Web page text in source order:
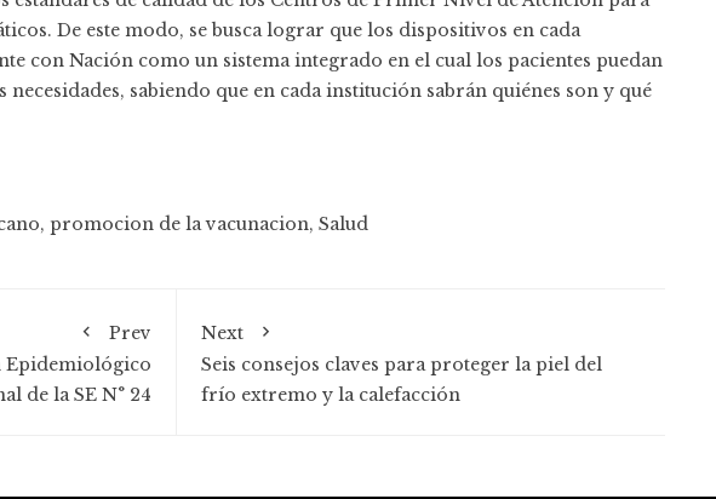
De este modo, se busca lograr que los dispositivos en cada
con Nación como un sistema integrado en el cual los pacientes puedan
necesidades, sabiendo que en cada institución sabrán quiénes son y qué
, promocion de la vacunacion, Salud
Prev
Epidemiológico
de la SE N° 24
Next
Seis consejos claves para proteger la piel del
frío extremo y la calefacción